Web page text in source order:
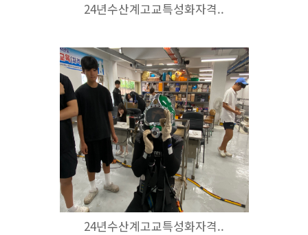
24년수산계고교특성화자격..
24년수산계고교특성화자격..